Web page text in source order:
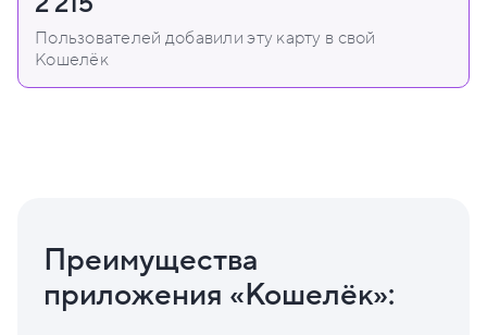
Пользователей добавили эту карту в свой
Кошелёк
Преимущества
приложения «Кошелёк»: